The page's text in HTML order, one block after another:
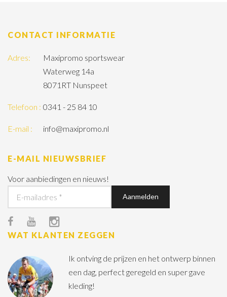
CONTACT INFORMATIE
Adres:
Maxipromo sportswear
Waterweg 14a
8071RT Nunspeet
Telefoon : 0341 - 25 84 10
E-mail : info@maxipromo.nl
E-MAIL NIEUWSBRIEF
Voor aanbiedingen en nieuws!
WAT KLANTEN ZEGGEN
Ik ontving de prijzen en het ontwerp binnen
een dag, perfect geregeld en super gave
kleding!